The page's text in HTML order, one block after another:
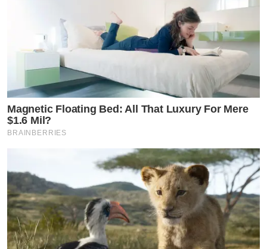
4. หลังจากที่น้องทั้ง 2 คนได้เป็นกระแสคู่จิ้น เลยทำให้มีคน
รู้จักจอยมากขึ้น ในส่วนตรงนี้ก็ขอบคุณนะ แต่ทุกอย่างที่จอย
ได้เงินมาจอยทำงานแลก ไม่ได้มีอะไรได้มาฟรีๆ! และไม่เคย
ได้โทรศัพท์จากใคร ถ้าเทศกาลไหนที่ได้เป็นของ ก็จะไม่ได้
รับเงินจากการทำงาน และทุกอย่างที่ได้รับมา จอยได้อยู่แค่
ไม่กี่เดือน ย้ำว่าทำงานแลก
5. ตอนน้องมาอยู่บ้านจอยช่วงแรกๆ น้องก็ไม่ได้ช่วยค่าน้ำค่า
ไฟด้วยซ้ำ จนสักพักพอน้องเริ่มมีงานเยอะ น้องทั้ง2คน เริ่ม
ได้มีการให้ค่าน้ำค่าไฟจอยคนละ 4,000 บาทต่อเดือน เงิน
ส่วนนี้รวมไปถึงซื้อของใช้ในบ้านด้วย และได้มีการหยุดจ่าย
เงินส่วนนี้เป็นเวลาหลายเดือน ก่อนที่น้องทั้ง 2 คนจะย้าย
Magnetic Floating Bed: All That Luxury For Mere
$1.6 Mil?
BRAINBERRIES